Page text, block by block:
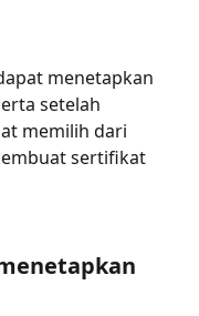
menetapkan
setelah
memilih dari
sertifikat